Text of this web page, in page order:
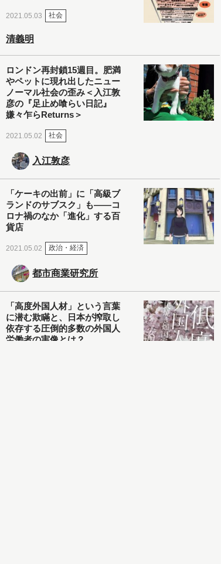
2021.05.03 社会
清義明
ロンドン再封鎖15週目。肥満
やペットに現れ出したニュー
ノーマル社会の歪み＜入江敦
彦の『足止め喰らい日記』
嫌々乍らReturns＞
2021.05.02 社会
入江敦彦
「ケーキの出前」に「高級ブ
ランドのサブスク」も――コ
ロナ禍のなか「進化」する百
貨店
2021.05.02 政治・経済
都市商業研究所
「高度外国人材」という言葉
に潜む欺瞞と、日本が搾取し
依存する圧倒的多数の外国人
労働者の実像とは？